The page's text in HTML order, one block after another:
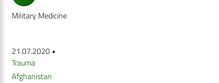
Military Medicine
21.07.2020 •
Trauma
Afghanistan